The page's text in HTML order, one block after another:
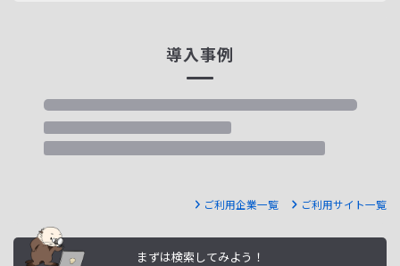
導入事例
ご利用企業一覧 ご利用サイト一覧
まずは検索してみよう！